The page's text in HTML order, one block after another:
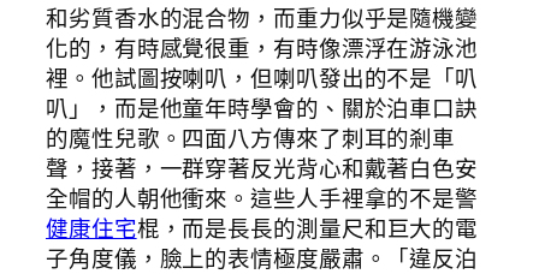
和劣質香水的混合物，而重力似乎是隨機變
化的，有時感覺很重，有時像漂浮在游泳池
裡。他試圖按喇叭，但喇叭發出的不是「叭
叭」，而是他童年時學會的、關於泊車口訣
的魔性兒歌。四面八方傳來了刺耳的剎車
聲，接著，一群穿著反光背心和戴著白色安
全帽的人朝他衝來。這些人手裡拿的不是警
健康住宅棍，而是長長的測量尺和巨大的電
子角度儀，臉上的表情極度嚴肅。「違反泊